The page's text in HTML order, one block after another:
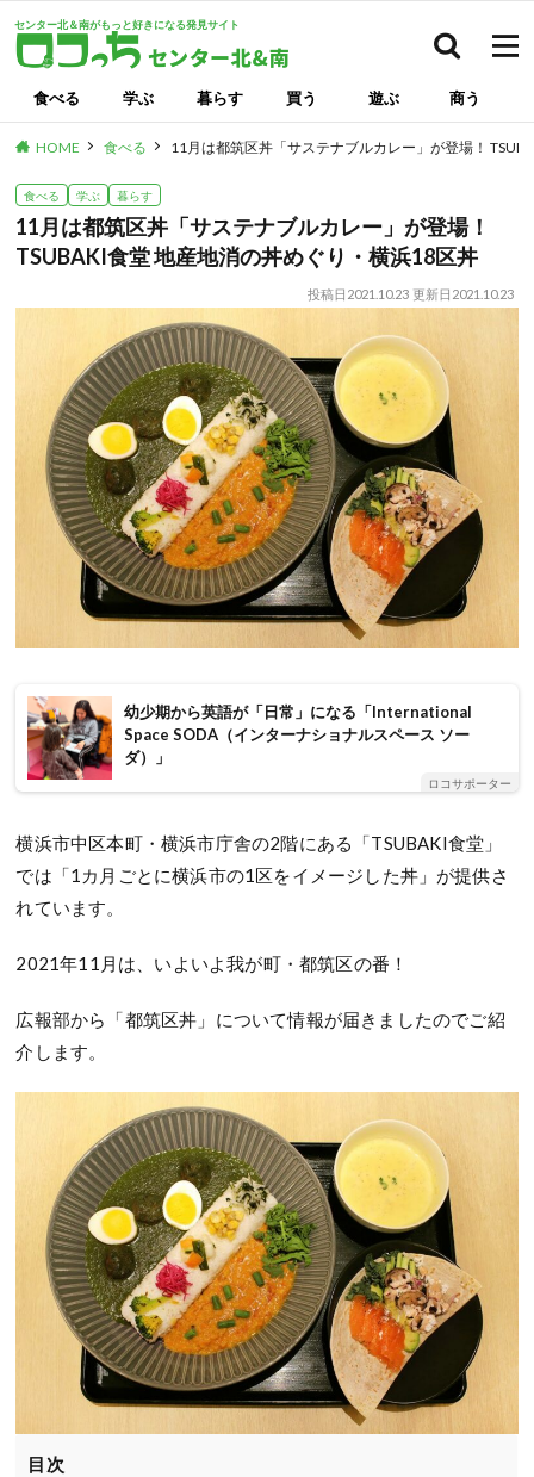
センター北＆南がもっと好きになる発見サイト
食べる 学ぶ 暮らす 買う 遊ぶ 商う
HOME 食べる 11月は都筑区丼「サステナブルカレー」が登場！
食べる 学ぶ 暮らす
11月は都筑区丼「サステナブルカレー」が登場！
TSUBAKI食堂 地産地消の丼めぐり・横浜18区丼
投稿日 2021.10.23 更新日 2021.10.23
幼少期から英語が「日常」になる「International
Space SODA（インターナショナルスペース ソー
ダ）」
ロコサポーター
横浜市中区本町・横浜市庁舎の2階にある「TSUBAKI食堂」
では「1カ月ごとに横浜市の1区をイメージした丼」が提供さ
れています。
2021年11月は、いよいよ我が町・都筑区の番！
広報部から「都筑区丼」について情報が届きましたのでご紹
介します。
目次